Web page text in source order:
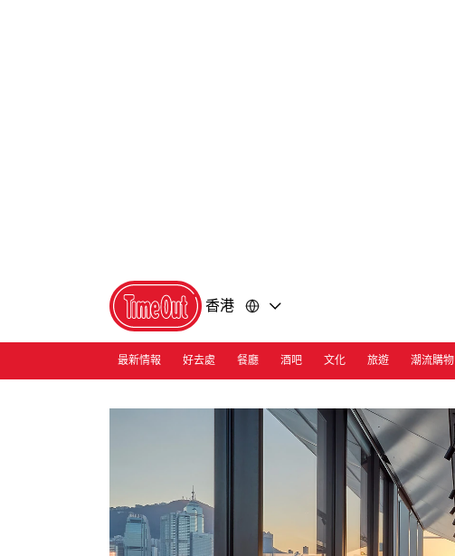
香港
最新情報 好去處 餐廳 酒吧 文化 旅遊 潮流購物